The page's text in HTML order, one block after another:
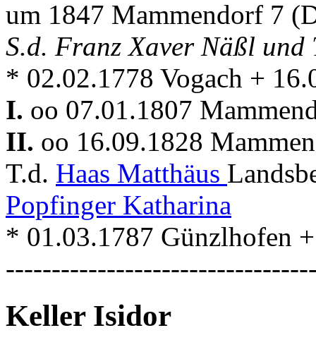
um 1847 Mammendorf 7
S.d. Franz Xaver Näßl und
* 02.02.1778 Vogach +
I. oo 07.01.1807
II. oo 16.09.1828
T.d. Haas Matthäus
Popfinger Katharina
* 01.03.1787 Günzlhofen
Keller Isidor